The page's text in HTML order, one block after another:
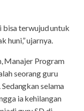
bisa terwujud untuk
huni,” ujarnya.
Manajer Program
seorang guru
selama
ia kehilangan